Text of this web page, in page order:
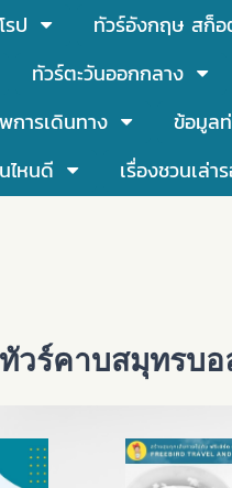
รป ทัวร์อังกฤษ สก็
ทัวร์ตะวันออกกลาง
การเดินทาง ข้อมูล
ไหนดี เรื่องชวนเล่า
ทัวร์คาบสมุทรบ